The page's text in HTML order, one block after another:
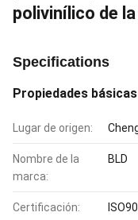
polivinílico de
Specifications
Propiedades básicas
Lugar de origen:
Nombre de la
marca:
BLD
Certificación: